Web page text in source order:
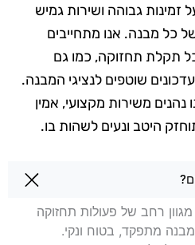
גבוהה ושירות גמיש
כל מבנה. אנו מתחייבים
תקלת תחזוקה, כמו גם
שוטפים לנציגי המבנה.
נהנים משירות מקצועי, אמין
היטב ונעים לשהות בו.
ביפו
רחב של פעולות תחזוקה
מבנה מתפקד, בטוח ונקי.